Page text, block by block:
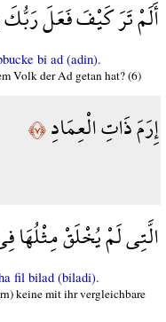
أَلَمْ تَرَ كَيْفَ فَعَلَ رَبُّكَ
bi ad (adin).
Volk der Ad getan hat? (6)
إِرَمَ ذَاتِ الْعِمَادِ﴿٧﴾
الَّتِي لَمْ يُخْلَقْ مِثْلُهَا
fil bilad (biladi).
keine mit ihr vergleichbare